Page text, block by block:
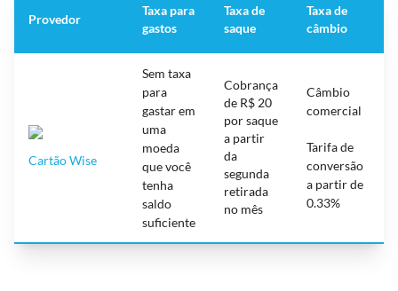
Provedor
Taxa para
gastos
Taxa de
saque
Taxa de
câmbio
Cartão Wise
Sem taxa
para
gastar em
uma
moeda
que você
tenha
saldo
suficiente
Cobrança
de R$ 20
por saque
a partir
da
segunda
retirada
no mês
Câmbio
comercial
Tarifa de
conversão
a partir de
0.33%